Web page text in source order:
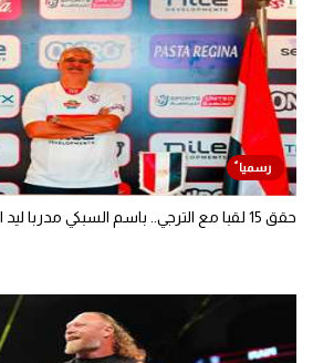
حقق 15 لقبا مع الترجي.. باسم السبكي مدربا ليد الزمالك